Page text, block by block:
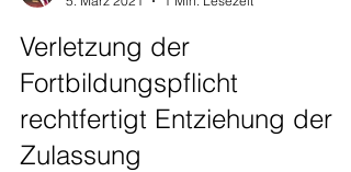
Verletzung der
Fortbildungspflicht
rechtfertigt Entziehung der
Zulassung